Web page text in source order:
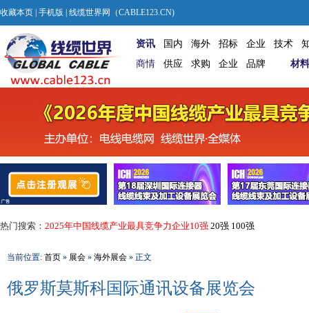
收藏本页 手机版 | 线缆世界网（CABLE123.CN)
资讯 国内 海外 招标 企业 技术
商情
供应 求购 企业 品牌 材料
热门搜索： 2025年中国线缆产业最具竞争力企业10强 20强 100强
当前位置: 首页 » 展会 » 海外展会 » 正文
俄罗斯莫斯科国际通讯设备展览会